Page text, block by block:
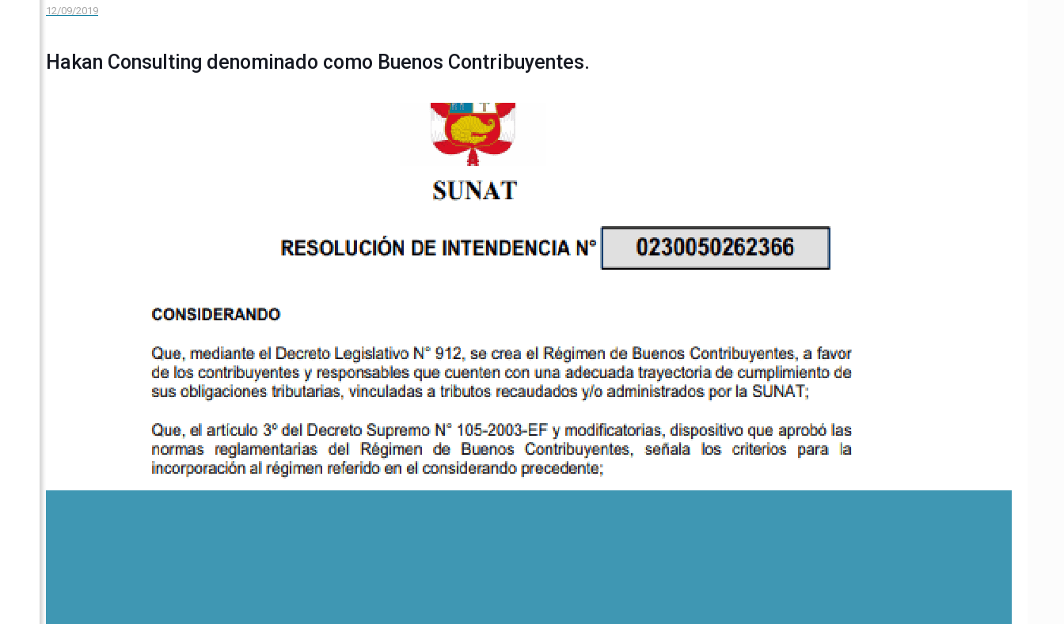
12/09/2019
Hakan Consulting denominado como Buenos Contribuyentes.